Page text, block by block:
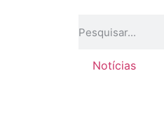
Notícias